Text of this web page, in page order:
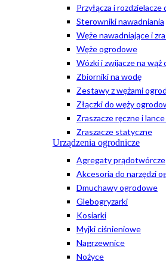
Przyłącza i rozdzielacze
Sterowniki nawadniania
Węże nawadniające i
Węże ogrodowe
Wózki i zwijacze na
Zbiorniki na wodę
Zestawy z wężami
Złączki do węży
Zraszacze ręczne i
Zraszacze statyczne
Urządzenia ogrodnicze
Agregaty prądotwórcze
Akcesoria do narzędzi
Dmuchawy ogrodowe
Glebogryzarki
Kosiarki
Myjki ciśnieniowe
Nagrzewnice
Nożyce